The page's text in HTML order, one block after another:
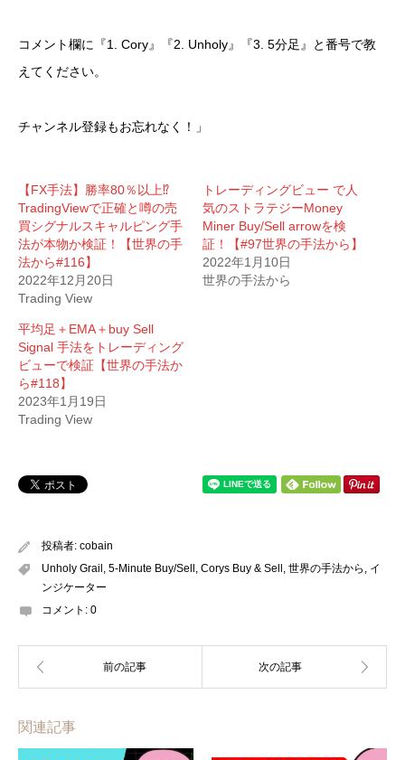
コメント欄に『1. Cory』『2. Unholy』『3. 5分足』と番号で教
えてください。
チャンネル登録もお忘れなく！」
【FX手法】勝率80％以上⁉
TradingViewで正確と噂の売
買シグナルスキャルピング手
法が本物か検証！【世界の手
法から#116】
2022年12月20日
Trading View
トレーディングビュー で人
気のストラテジーMoney
Miner Buy/Sell arrowを検
証！【#97世界の手法から】
2022年1月10日
世界の手法から
平均足＋EMA＋buy Sell
Signal 手法をトレーディング
ビューで検証【世界の手法か
ら#118】
2023年1月19日
Trading View
投稿者: cobain
Unholy Grail 5-Minute Buy/Sell Corys Buy & Sell 世界の手法から
イ
ンジケーター
コメント: 0
関連記事